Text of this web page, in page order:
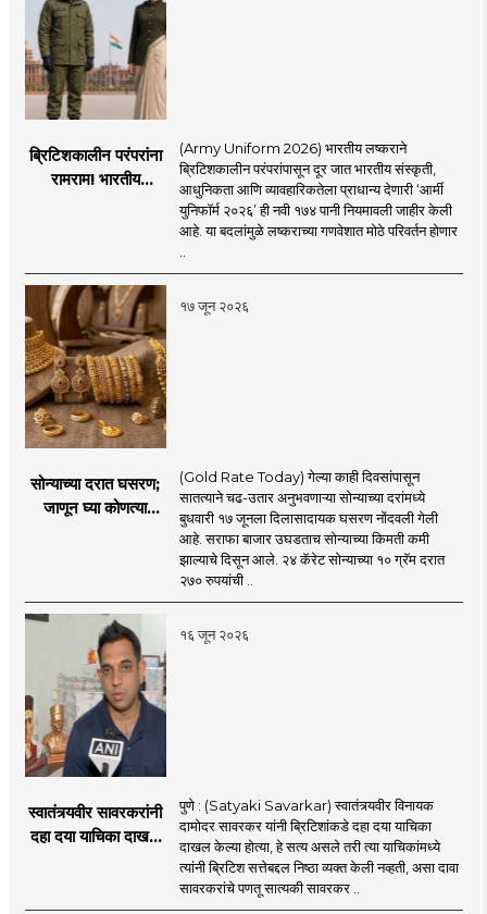
ब्रिटिशकालीन परंपरांना
रामराम! भारतीय
(Army Uniform 2026) भारतीय लष्कराने
ब्रिटिशकालीन परंपरांपासून दूर जात भारतीय संस्कृती,
आधुनिकता आणि व्यावहारिकतेला प्राधान्य देणारी ‘आर्मी
युनिफॉर्म २०२६’ ही नवी १७४ पानी नियमावली जाहीर केली
आहे. या बदलांमुळे लष्कराच्या गणवेशात मोठे परिवर्तन होणार
१७ जून २०२६
सोन्याच्या दरात घसरण;
जाणून घ्या कोणत्या
(Gold Rate Today) गेल्या काही दिवसांपासून
सातत्याने चढ-उतार अनुभवणाऱ्या सोन्याच्या दरांमध्ये
बुधवारी १७ जूनला दिलासादायक घसरण नोंदवली गेली
आहे. सराफा बाजार उघडताच सोन्याच्या किमती कमी
झाल्याचे दिसून आले. २४ कॅरेट सोन्याच्या १० ग्रॅम दरात
२७० रुपयांची ..
१६ जून २०२६
स्वातंत्र्यवीर सावरकरांनी
दहा दया याचिका दाखल
निष्ठा व्यक्त केली नाही’!
पुणे : (Satyaki Savarkar) स्वातंत्र्यवीर विनायक
दामोदर सावरकर यांनी ब्रिटिशांकडे दहा दया याचिका
दाखल केल्या होत्या, हे सत्य असले तरी त्या याचिकांमध्ये
त्यांनी ब्रिटिश सत्तेबद्दल निष्ठा व्यक्त केली नव्हती, असा दावा
सावरकरांचे पणतू सात्यकी सावरकर ..